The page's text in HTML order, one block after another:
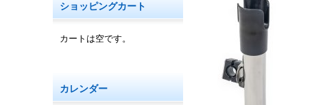
ショッピングカート
カートは空です。
カレンダー